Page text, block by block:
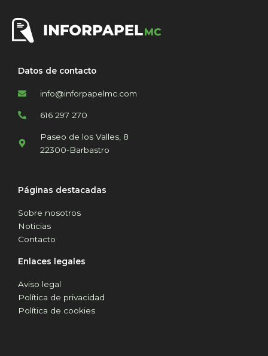
Datos de contacto
info@inforpapelmc.com
616 297 270
Paseo de los Valles, 8
22300-Barbastro
Páginas destacadas
Sobre nosotros
Noticias
Contacto
Enlaces legales
Aviso legal
Política de privacidad
Política de cookies